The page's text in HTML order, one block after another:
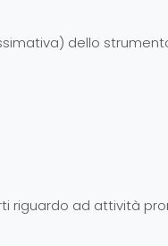
dello
riguardo ad attività